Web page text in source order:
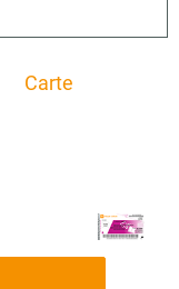
Carte